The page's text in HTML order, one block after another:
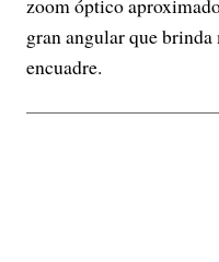
gran angular que
encuadre.